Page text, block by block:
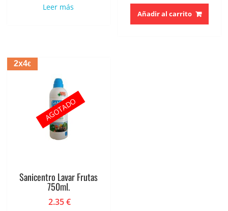
Leer más
Añadir al carrito
2x4€
Sanicentro Lavar Frutas
750ml.
2.35€
AGOTADO